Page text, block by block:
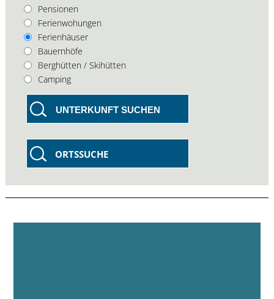
Pensionen
Ferienwohungen
Ferienhäuser
Bauernhöfe
Berghütten / Skihütten
Camping
UNTERKUNFT SUCHEN
ORTSSUCHE